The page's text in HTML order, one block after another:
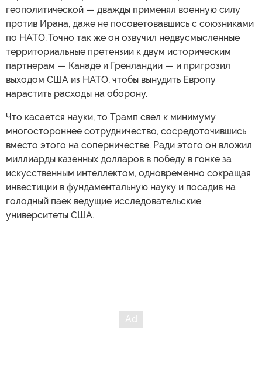
геополитической — дважды применял военную силу
против Ирана, даже не посоветовавшись с союзниками
по НАТО. Точно так же он озвучил недвусмысленные
территориальные претензии к двум историческим
партнерам — Канаде и Гренландии — и пригрозил
выходом США из НАТО, чтобы вынудить Европу
нарастить расходы на оборону.
Что касается науки, то Трамп свел к минимуму
многостороннее сотрудничество, сосредоточившись
вместо этого на соперничестве. Ради этого он вложил
миллиарды казенных долларов в победу в гонке за
искусственным интеллектом, одновременно сокращая
инвестиции в фундаментальную науку и посадив на
голодный паек ведущие исследовательские
университеты США.